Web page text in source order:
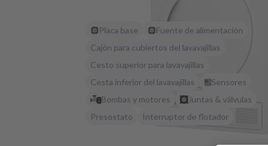
Placa base
Fuente de alimentación
Cajón para cubiertos del lavavajillas
Cesto superior para lavavajillas
Cesta inferior del lavavajillas
Sensores
Bombas y motores
Juntas & válvulas
Presostato
Interruptor de flotador